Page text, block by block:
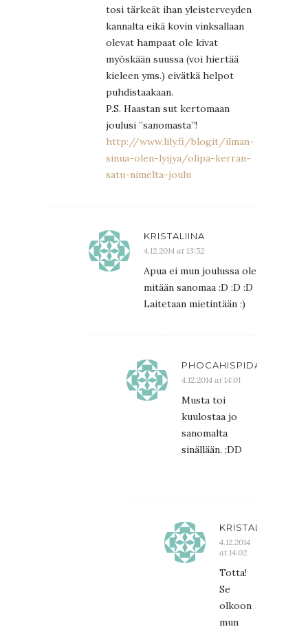
tosi tärkeät ihan yleisterveyden
kannalta eikä kovin vinksallaan
olevat hampaat ole kivat
myöskään suussa (voi hiertää
kieleen yms.) eivätkä helpot
puhdistaakaan.
P.S. Haastan sut kertomaan
joulusi ”sanomasta”!
http://www.lily.fi/blogit/ilman-
sinua-olen-lyijya/olipa-kerran-
satu-nimelta-joulu
KRISTALIINA
4.12.2014 at 13:52
Apua ei mun joulussa ole
mitään sanomaa :D :D :D
Laitetaan mietintään :)
PHOCAHISPIDA
4.12.2014 at 14:01
Musta toi
kuulostaa jo
sanomalta
sinällään. ;DD
KRISTALIINA
4.12.2014
at 14:02
Totta!
Se
olkoon
mun